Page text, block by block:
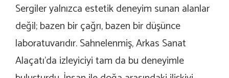
Sergiler yalnızca estetik deneyim sunan alanlar
değil; bazen bir çağrı, bazen bir düşünce
laboratuvarıdır. Sahnelenmiş, Arkas Sanat
Alaçatı’da izleyiciyi tam da bu deneyimle